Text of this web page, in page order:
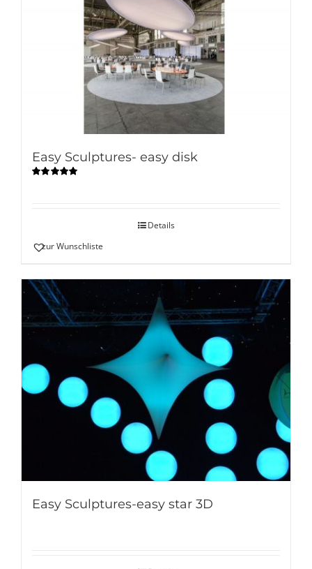
Easy Sculptures- easy disk
Details
zur Wunschliste
Easy Sculptures-easy star 3D